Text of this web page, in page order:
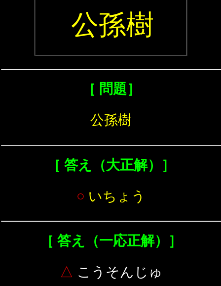
公孫樹
［ 問題］
公孫樹
［ 答え（大正解）］
○ いちょう
［ 答え（一応正解）］
△ こうそんじゅ